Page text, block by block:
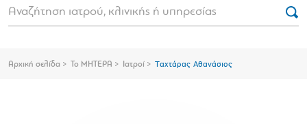
Αρχική σελίδα Το ΜΗΤΕΡΑ Ιατροί Ταχτάρας Αθανάσιος